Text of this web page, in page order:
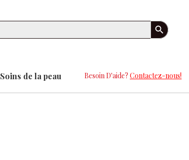
Search Button
Soins de la peau Besoin D'aide? Contactez-nous!